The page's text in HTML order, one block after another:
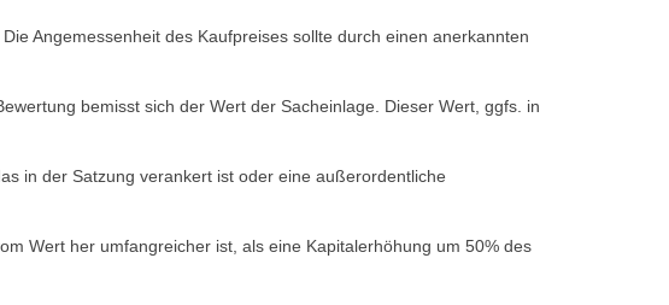
Angemessenheit des Kaufpreises sollte durch einen anerkannten
bemisst sich der Wert der Sacheinlage. Dieser Wert, ggfs. in
in der Satzung verankert ist oder eine außerordentliche
Wert her umfangreicher ist, als eine Kapitalerhöhung um 50% des